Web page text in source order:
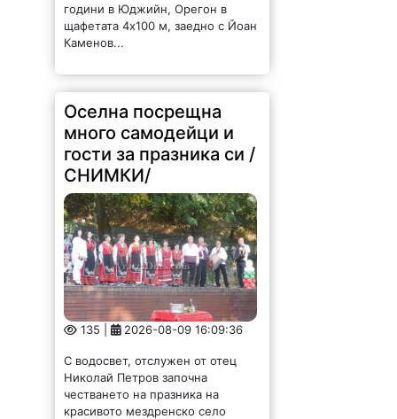
години в Юджийн, Орегон в
щафетата 4х100 м, заедно с Йоан
Каменов...
Оселна посрещна
много самодейци и
гости за празника си /
СНИМКИ/
135 | 2026-08-09 16:09:36
С водосвет, отслужен от отец
Николай Петров започна
честването на празника на
красивото мездренско село